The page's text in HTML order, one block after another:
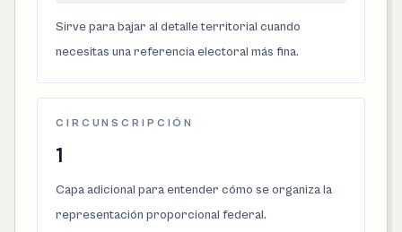
Sirve para bajar al detalle territorial cuando
necesitas una referencia electoral más fina.
CIRCUNSCRIPCIÓN
1
Capa adicional para entender cómo se organiza la
representación proporcional federal.